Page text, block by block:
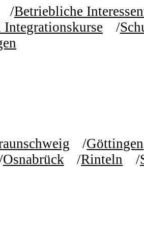
Betriebliche
Integrationskurse
Göttingen
Osnabrück Rinteln